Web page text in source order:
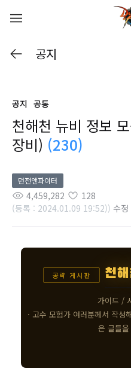
공지
공지 공통
천해천 뉴비 정보
장비) (230)
던전앤파이터
4,459,282
128
(등록 : 2024.01.09 19:52)) 수
공략 게시판 천
가이드 /
· 고수 모험가 여러분께서 작성
은 글들